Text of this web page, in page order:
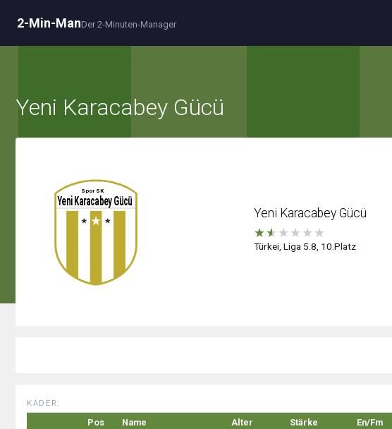
2-Min-ManDer 2-Minuten-Manager
Yeni Karacabey Gücü
Yeni Karacabey Gücü
★★ ★ ★ ★ ★
Türkei, Liga 5.8, 10.Platz
KADER:
Pos Name Alter Stärke En/Fm